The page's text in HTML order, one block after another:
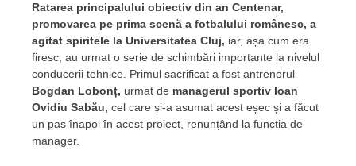
Ratarea principalului obiectiv din an Centenar,
promovarea pe prima scenă a fotbalului românesc, a
agitat spiritele la Universitatea Cluj, iar, așa cum era
firesc, au urmat o serie de schimbări importante la nivelul
conducerii tehnice. Primul sacrificat a fost antrenorul
Bogdan Lobonț, urmat de managerul sportiv Ioan
Ovidiu Sabău, cel care și-a asumat acest eșec și a făcut
un pas înapoi în acest proiect, renunțând la funcția de
manager.